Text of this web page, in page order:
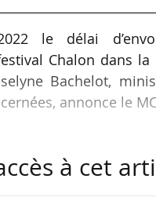
2022 le délai
Chalon dans la
Bachelot,
annonce le
suffisamment
à cet